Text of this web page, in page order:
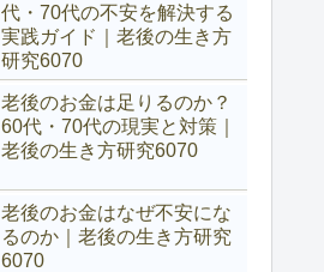
代・70代の不安を解決する
実践ガイド｜老後の生き方
研究6070
老後のお金は足りるのか？
60代・70代の現実と対策｜
老後の生き方研究6070
老後のお金はなぜ不安にな
るのか｜老後の生き方研究
6070